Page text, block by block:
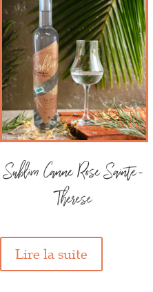
Sublim Canne Rose Sainte-
Therese
Lire la suite